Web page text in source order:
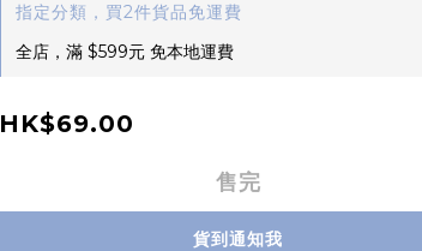
指定分類，買2件貨品免運費
全店，滿 $599元 免本地運費
HK$69.00
售完
貨到通知我